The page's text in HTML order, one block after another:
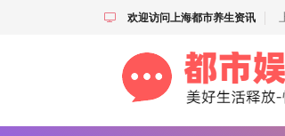
欢迎访问上海都市养生资讯